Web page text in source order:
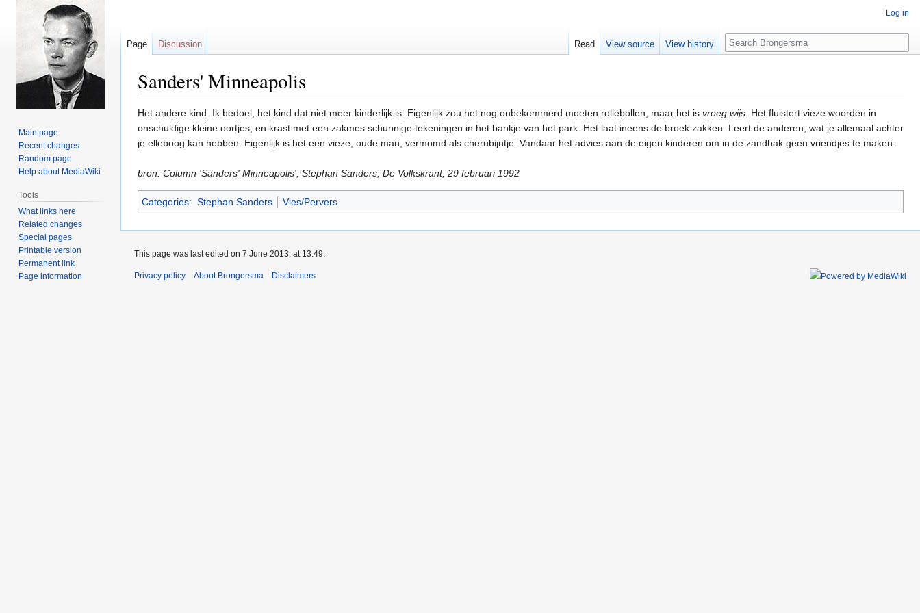
Sanders' Minneapolis
Jump
to
navigation
Jump
to
search
Het andere kind. Ik bedoel, het kind dat niet meer kinderlijk is. Eigenlijk zou het nog onbekommerd moeten rollebollen, maar het is vroeg wijs. Het fluistert vieze woorden in
onschuldige kleine oortjes, en krast met een zakmes schunnige tekeningen in het bankje van het park. Het laat ineens de broek zakken. Leert de anderen, wat je allemaal achter
je elleboog kan hebben. Eigenlijk is het een vieze, oude man, vermomd als cherubijntje. Vandaar het advies aan de eigen kinderen om in de zandbak geen vriendjes te maken.
bron: Column 'Sanders' Minneapolis'; Stephan Sanders; De Volkskrant; 29 februari 1992
Categories: Stephan Sanders Vies/Pervers
Log in
Page Discussion Read View source View history Search
Main page
Recent changes
Random page
Help about MediaWiki
Tools
What links here
Related changes
Special pages
Printable version
Permanent link
Page information
This page was last edited on 7 June 2013, at 13:49.
Privacy policy About Brongersma Disclaimers